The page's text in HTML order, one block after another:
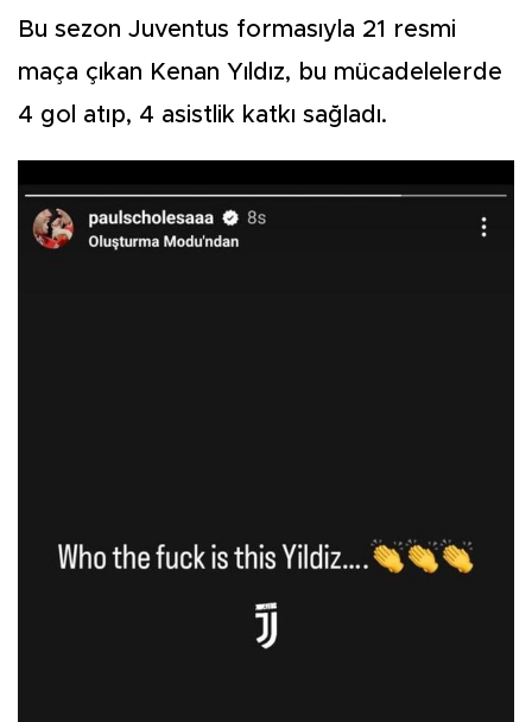
Bu sezon Juventus formasıyla 21 resmi
maça çıkan Kenan Yıldız, bu mücadelelerde
4 gol atıp, 4 asistlik katkı sağladı.